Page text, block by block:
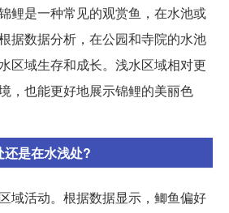
鲤是一种常见的观赏鱼，在水池或
据数据分析，在公园和寺院的水池
区域生存和成长。浅水区域相对更
，也能更好地展示锦鲤的美丽色
是在水浅处?
域活动。根据数据显示，鲫鱼偏好